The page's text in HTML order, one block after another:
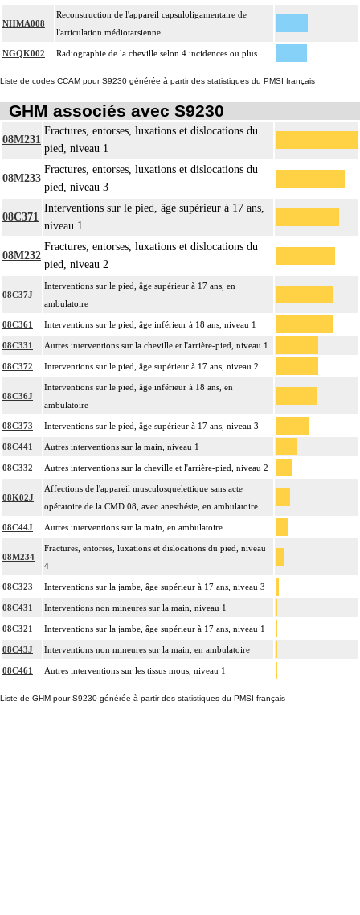
NHMA008
Reconstruction de l'appareil capsuloligamentaire de
l'articulation médiotarsienne
NGQK002 Radiographie de la cheville selon 4 incidences ou plus
Liste de codes CCAM pour S9230 générée à partir des statistiques du PMSI français
GHM associés avec S9230
08M231
Fractures, entorses, luxations et dislocations du
pied, niveau 1
08M233
Fractures, entorses, luxations et dislocations du
pied, niveau 3
08C371
Interventions sur le pied, âge supérieur à 17 ans,
niveau 1
08M232
Fractures, entorses, luxations et dislocations du
pied, niveau 2
08C37J
Interventions sur le pied, âge supérieur à 17 ans, en
ambulatoire
08C361 Interventions sur le pied, âge inférieur à 18 ans, niveau 1
08C331 Autres interventions sur la cheville et l'arrière-pied, niveau 1
08C372 Interventions sur le pied, âge supérieur à 17 ans, niveau 2
08C36J
Interventions sur le pied, âge inférieur à 18 ans, en
ambulatoire
08C373 Interventions sur le pied, âge supérieur à 17 ans, niveau 3
08C441 Autres interventions sur la main, niveau 1
08C332 Autres interventions sur la cheville et l'arrière-pied, niveau 2
08K02J
Affections de l'appareil musculosquelettique sans acte
opératoire de la CMD 08, avec anesthésie, en ambulatoire
08C44J Autres interventions sur la main, en ambulatoire
08M234
Fractures, entorses, luxations et dislocations du pied, niveau
4
08C323 Interventions sur la jambe, âge supérieur à 17 ans, niveau 3
08C431 Interventions non mineures sur la main, niveau 1
08C321 Interventions sur la jambe, âge supérieur à 17 ans, niveau 1
08C43J Interventions non mineures sur la main, en ambulatoire
08C461 Autres interventions sur les tissus mous, niveau 1
Liste de GHM pour S9230 générée à partir des statistiques du PMSI français